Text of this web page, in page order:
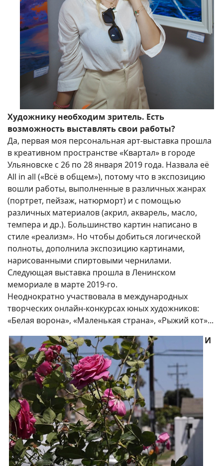
Художнику необходим зритель. Есть
возможность выставлять свои работы?
Да, первая моя персональная арт-выставка прошла
в креативном пространстве «Квартал» в городе
Ульяновске с 26 по 28 января 2019 года. Назвала её
All in all («Всё в общем»), потому что в экспозицию
вошли работы, выполненные в различных жанрах
(портрет, пейзаж, натюрморт) и с помощью
различных материалов (акрил, акварель, масло,
темпера и др.). Большинство картин написано в
стиле «реализм». Но чтобы добиться логической
полноты, дополнила экспозицию картинами,
нарисованными спиртовыми чернилами.
Следующая выставка прошла в Ленинском
мемориале в марте 2019-го.
Неоднократно участвовала в международных
творческих онлайн-конкурсах юных художников:
«Белая ворона», «Маленькая страна», «Рыжий кот»...
И